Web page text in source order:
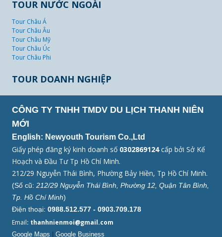
TOUR NƯỚC NGOÀI
Tour Châu Á
Tour Châu Âu
Tour Châu Mỹ
Tour Châu Úc
Tour Châu Phi
TOUR DOANH NGHIỆP
CÔNG TY TNHH TMDV DU LỊCH THANH NIÊN
MỚI
English: Newyouth Tourism Co.,Ltd
Giấy phép đăng ký kinh doanh số 0302869124cấp bởi Sở Kế
Hoạch và Đầu Tư Tp Hồ Chí Minh.
212/29 Nguyễn Thái Bình, Phường Bảy Hiền, Tp Hồ Chí Minh.
(Số cũ: 212/29 Nguyễn Thái Bình, Phường 12, Quận Tân Bình,
Tp. Hồ Chí Minh)
Điện thoại: 0988.512.577 - 0903.709.178
Email: thanhnienmoi@gmail.com
Google Maps Google Business